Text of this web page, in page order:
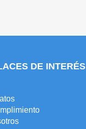
DE INTERÉS